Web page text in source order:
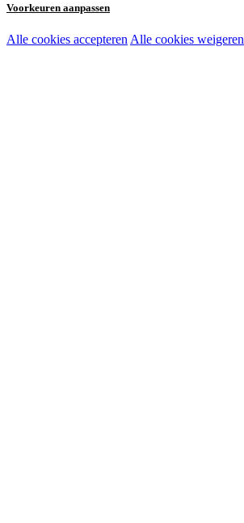
Voorkeuren aanpassen
Noodzakelijke cookies:
Alle cookies accepteren Alle cookies weigeren